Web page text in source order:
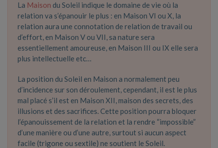
La Maison du Soleil indique le domaine de vie où la
relation va s’épanouir le plus : en Maison VI ou X, la
relation aura une connotation de relation de travail ou
d’effort, en Maison V ou VII, sa nature sera
essentiellement amoureuse, en Maison III ou IX elle sera
plus intellectuelle etc…
La position du Soleil en Maison a normalement peu
d’incidence sur son déroulement, cependant, il est le plus
mal placé s’il est en Maison XII, maison des secrets, des
illusions et des sacrifices. Cette position pourra bloquer
l’épanouissement de la relation et la rendre “impossible”
d’une manière ou d’une autre, surtout si aucun aspect
facile (trigone ou sextile) ne soutient le Soleil.